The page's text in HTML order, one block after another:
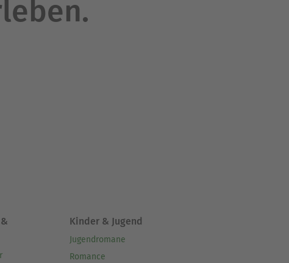
Kinder & Jugend
Jugendromane
Romance